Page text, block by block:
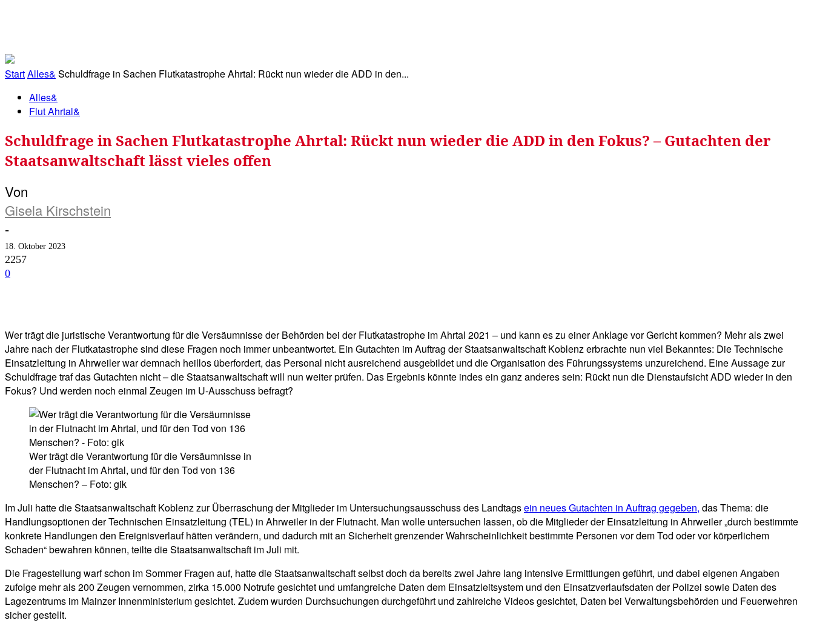
StartAlles& Schuldfrage in Sachen Flutkatastrophe Ahrtal: Rückt nun wieder die ADD in den...
Alles&
Flut Ahrtal&
Schuldfrage in Sachen Flutkatastrophe Ahrtal: Rückt nun wieder die ADD in den Fokus? – Gutachten der
Staatsanwaltschaft lässt vieles offen
Von
Gisela Kirschstein
-
18. Oktober 2023
2257
0
Wer trägt die juristische Verantwortung für die Versäumnisse der Behörden bei der Flutkatastrophe im Ahrtal 2021 – und kann es zu einer Anklage vor Gericht kommen? Mehr als zwei
Jahre nach der Flutkatastrophe sind diese Fragen noch immer unbeantwortet. Ein Gutachten im Auftrag der Staatsanwaltschaft Koblenz erbrachte nun viel Bekanntes: Die Technische
Einsatzleitung in Ahrweiler war demnach heillos überfordert, das Personal nicht ausreichend ausgebildet und die Organisation des Führungssystems unzureichend. Eine Aussage zur
Schuldfrage traf das Gutachten nicht – die Staatsanwaltschaft will nun weiter prüfen. Das Ergebnis könnte indes ein ganz anderes sein: Rückt nun die Dienstaufsicht ADD wieder in den
Fokus? Und werden noch einmal Zeugen im U-Ausschuss befragt?
Wer trägt die Verantwortung für die Versäumnisse in
der Flutnacht im Ahrtal, und für den Tod von 136
Menschen? – Foto: gik
Im Juli hatte die Staatsanwaltschaft Koblenz zur Überraschung der Mitglieder im Untersuchungsausschuss des Landtagsein neues Gutachten in Auftrag gegeben, das Thema: die
Handlungsoptionen der Technischen Einsatzleitung (TEL) in Ahrweiler in der Flutnacht. Man wolle untersuchen lassen, ob die Mitglieder der Einsatzleitung in Ahrweiler „durch bestimmte
konkrete Handlungen den Ereignisverlauf hätten verändern, und dadurch mit an Sicherheit grenzender Wahrscheinlichkeit bestimmte Personen vor dem Tod oder vor körperlichem
Schaden“ bewahren können, teilte die Staatsanwaltschaft im Juli mit.
Die Fragestellung warf schon im Sommer Fragen auf, hatte die Staatsanwaltschaft selbst doch da bereits zwei Jahre lang intensive Ermittlungen geführt, und dabei eigenen Angaben
zufolge mehr als 200 Zeugen vernommen, zirka 15.000 Notrufe gesichtet und umfangreiche Daten dem Einsatzleitsystem und den Einsatzverlaufsdaten der Polizei sowie Daten des
Lagezentrums im Mainzer Innenministerium gesichtet. Zudem wurden Durchsuchungen durchgeführt und zahlreiche Videos gesichtet, Daten bei Verwaltungsbehörden und Feuerwehren
sicher gestellt.